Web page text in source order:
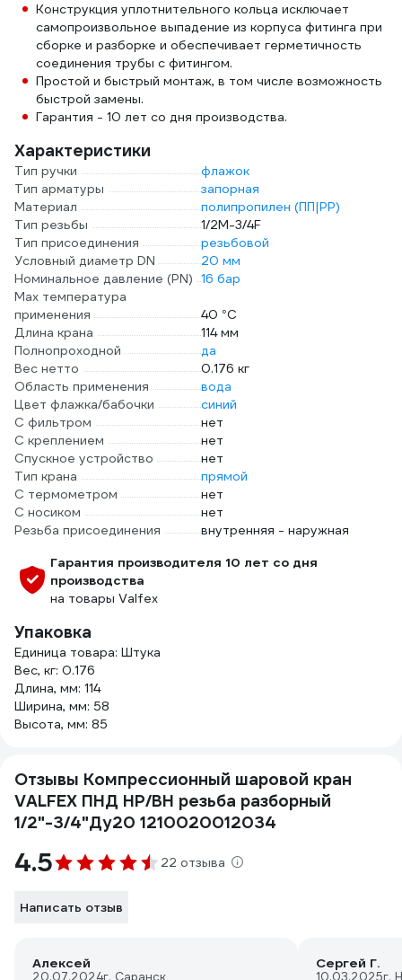
Конструкция уплотнительного кольца исключает
самопроизвольное выпадение из корпуса фитинга при
сборке и разборке и обеспечивает герметичность
соединения трубы с фитингом.
Простой и быстрый монтаж, в том числе возможность
быстрой замены.
Гарантия - 10 лет со дня производства.
Характеристики
Тип ручки
флажок
Тип арматуры
запорная
Материал
полипропилен (ПП|PP)
Тип резьбы
1/2M-3/4F
Тип присоединения
резьбовой
Условный диаметр DN
20 мм
Номинальное давление (PN) 16 бар
Max температура
применения
40 °С
Длина крана
114 мм
Полнопроходной
да
Вес нетто
0.176 кг
Область применения
вода
Цвет флажка/бабочки
синий
С фильтром
нет
С креплением
нет
Спускное устройство
нет
Тип крана
прямой
С термометром
нет
С носиком
нет
Резьба присоединения
внутренняя - наружная
Гарантия производителя 10 лет со дня
производства
на товары Valfex
Упаковка
Единица товара: Штука
Вес, кг: 0.176
Длина, мм: 114
Ширина, мм: 58
Высота, мм: 85
Отзывы Компрессионный шаровой кран
VALFEX ПНД НР/ВН резьба разборный
1/2"-3/4"Ду20 1210020012034
4.5 22 отзыва
Написать отзыв
Алексей
20.07.2024г. Саранск
Сергей Г.
10.03.2025г.